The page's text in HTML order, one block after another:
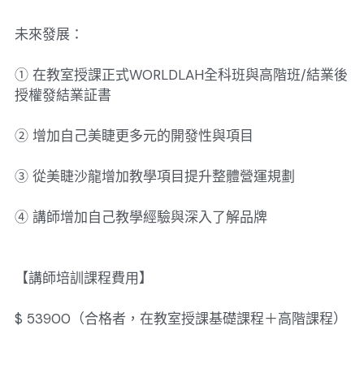
未來發展：
① 在教室授課正式WORLDLAH全科班與高階班/結業後
授權發結業証書
② 增加自己美睫更多元的開發性與項目
③ 從美睫沙龍增加教學項目提升整體營運規劃
④ 講師增加自己教學經驗與深入了解品牌
【講師培訓課程費用】
$ 53900（合格者，在教室授課基礎課程＋高階課程）